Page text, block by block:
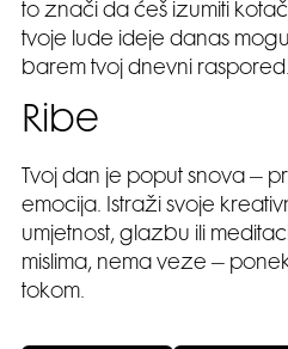
to znači da ćeš izumiti
tvoje lude ideje danas mogu
barem tvoj dnevni raspored.
Ribe
Tvoj dan je poput snova –
emocija. Istraži svoje
umjetnost, glazbu ili
mislima, nema veze –
tokom.